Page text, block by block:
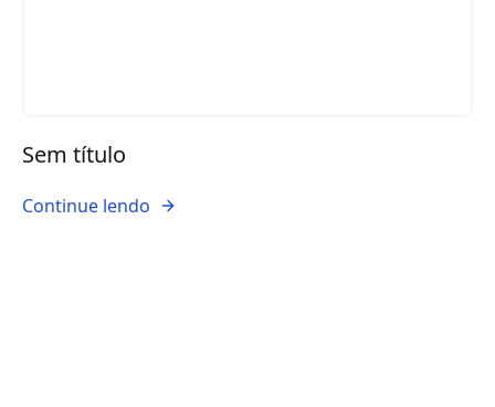
Sem título
Continue lendo